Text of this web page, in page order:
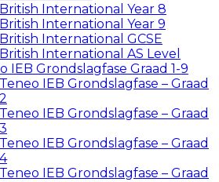
British International Year 8
British International Year 9
British International GCSE
British International AS Level
IEB Grondslagfase Graad 1-9
Teneo IEB Grondslagfase – Graad
2
Teneo IEB Grondslagfase – Graad
3
Teneo IEB Grondslagfase – Graad
4
Teneo IEB Grondslagfase – Graad